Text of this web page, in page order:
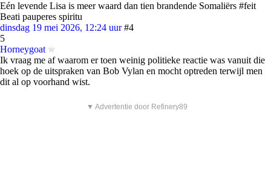
Eén levende Lisa is meer waard dan tien brandende Somaliërs #feit
Beati pauperes spiritu
dinsdag 19 mei 2026, 12:24 uur #4
5
Horneygoat
Ik vraag me af waarom er toen weinig politieke reactie was vanuit die
hoek op de uitspraken van Bob Vylan en mocht optreden terwijl men
dit al op voorhand wist.
▼ Advertentie door Refinery89